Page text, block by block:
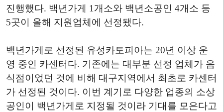
진행했다. 백년가게 1개소와 백년소공인 4개소 등
5곳이 올해 지원업체에 선정됐다.
백년가게로 선정된 유성카토피아는 20년 이상 운
영 중인 카센터다. 기존에는 대부분 선정 업체가 음
식점이었던 것에 비해 대구지역에서 최초로 카센터
가 선정된 것이다. 이번 계기로 다양한 업종의 소상
공인이 백년가게로 지정될 것이라 기대를 모은다고